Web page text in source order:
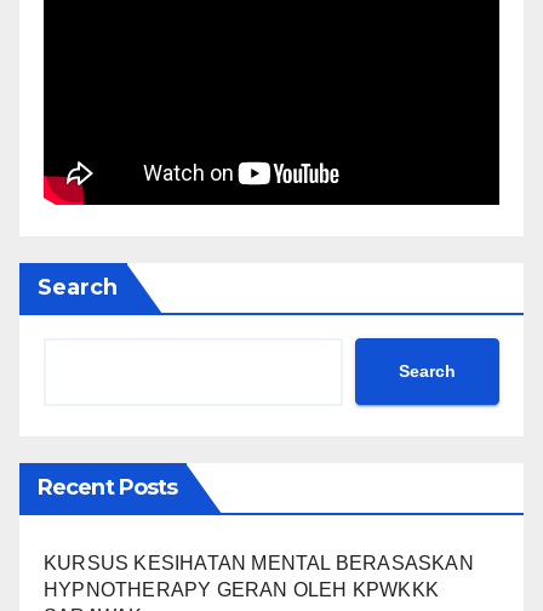
Search
Search
Recent Posts
KURSUS KESIHATAN MENTAL BERASASKAN
HYPNOTHERAPY GERAN OLEH KPWKKK